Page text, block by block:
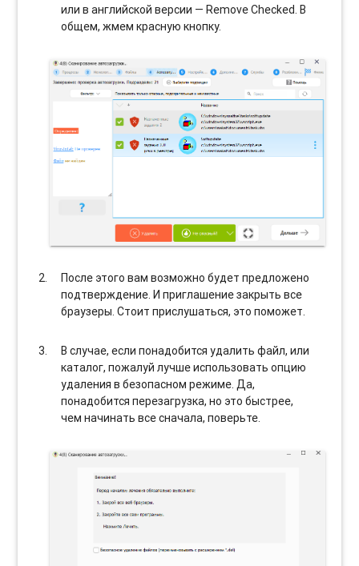
или в английской версии — Remove Checked. В
общем, жмем красную кнопку.
После этого вам возможно будет предложено
подтверждение. И приглашение закрыть все
браузеры. Стоит прислушаться, это поможет.
В случае, если понадобится удалить файл, или
каталог, пожалуй лучше использовать опцию
удаления в безопасном режиме. Да,
понадобится перезагрузка, но это быстрее,
чем начинать все сначала, поверьте.